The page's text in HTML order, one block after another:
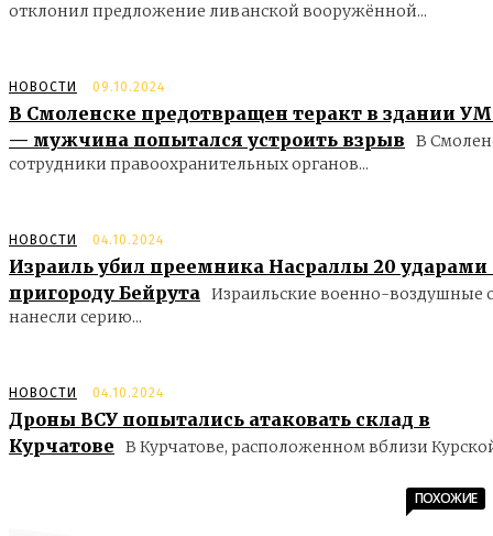
отклонил предложение ливанской вооружённой...
НОВОСТИ 09.10.2024
В Смоленске предотвращен теракт в здании
— мужчина попытался устроить взрыв
В
сотрудники правоохранительных органов...
НОВОСТИ 04.10.2024
Израиль убил преемника Насраллы 20 ударами
пригороду Бейрута Израильские военно-воздушные
нанесли серию...
НОВОСТИ 04.10.2024
Дроны ВСУ попытались атаковать склад в
Курчатове
В Курчатове, расположенном вблизи
ПОХОЖИЕ